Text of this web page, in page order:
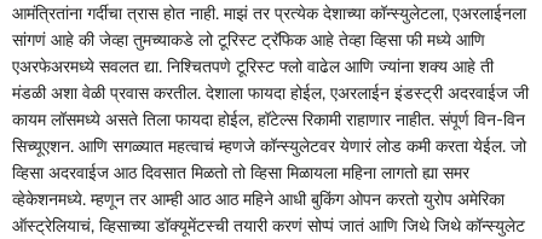
आमंत्रितांना गर्दीचा त्रास होत नाही. माझं तर प्रत्येक देशाच्या कॉन्स्युलेटला, एअरलाईनला
सांगणं आहे की जेव्हा तुमच्याकडे लो टूरिस्ट ट्रॅफिक आहे तेव्हा व्हिसा फी मध्ये आणि
एअरफेअरमध्ये सवलत द्या. निश्‍चितपणे टूरिस्ट फ्लो वाढेल आणि ज्यांना शक्य आहे ती
मंडळी अशा वेळी प्रवास करतील. देशाला फायदा होईल, एअरलाईन इंडस्ट्री अदरवाईज जी
कायम लॉसमध्ये असते तिला फायदा होईल, हॉटेल्स रिकामी राहाणार नाहीत. संपूर्ण विन-विन
सिच्यूएशन. आणि सगळ्यात महत्वाचं म्हणजे कॉन्स्युलेटवर येणारं लोड कमी करता येईल. जो
व्हिसा अदरवाईज आठ दिवसात मिळतो तो व्हिसा मिळायला महिना लागतो ह्या समर
व्हेकेशनमध्ये. म्हणून तर आम्ही आठ आठ महिने आधी बुकिंग ओपन करतो युरोप अमेरिका
ऑस्ट्रेलियाचं, व्हिसाच्या डॉक्यूमेंटस्ची तयारी करणं सोप्पं जातं आणि जिथे जिथे कॉन्स्युलेट